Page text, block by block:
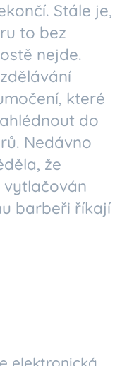
Stále je,
to bez
nejde.
které
do
Nedávno
že
vytlačován
barbeři říkají